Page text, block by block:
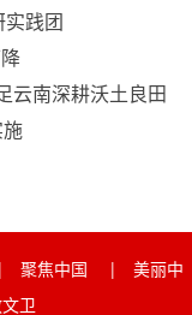
践团
云南深耕沃土良田
| 聚焦中国 |
美丽中
卫